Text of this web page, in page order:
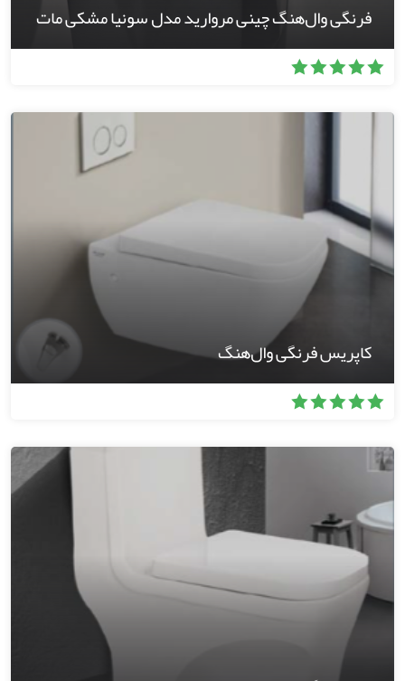
فرنگی وال‌هنگ چینی مروارید مدل سونیا مشکی مات
کاپریس فرنگی وال‌هنگ